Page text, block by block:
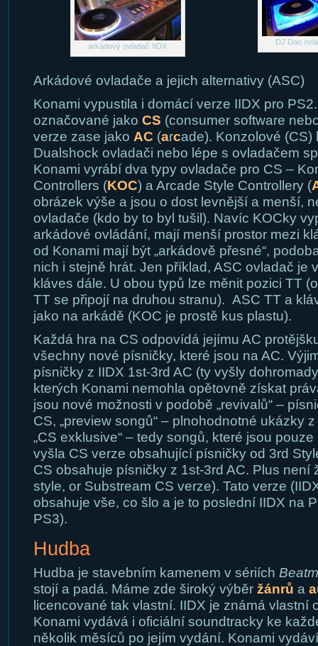
arkádový ovladač IIDX DJ Dao
Arkádové ovladače a jejich alternativy (ASC)
Konami vypustila i domácí verze IIDX pro
označované jako CS (consumer software
verze zase jako AC (arcade). Konzolové (CS)
Dualshock ovladači nebo lépe s ovladačem
Konami vyrábí dva typy ovladače pro CS –
Controllers (KOC) a Arcade Style Controllery (
obrázek výše a jsou o dost levnější a menší,
ovladače (kdo by to byl tušil). Navíc KOCky
arkádové ovládání, mají menší prostor mezi
od Konami mají být „arkádově přesné“,
nich i stejně hrát. Jen příklad, ASC ovladač je
kláves dále. U obou typů lze měnit pozici TT
TT se připojí na druhou stranu). ASC TT a
jako na arkádě (KOC je prostě kus plastu).
Každá hra na CS odpovídá jejímu AC
všechny nové písničky, které jsou na AC.
písničky z IIDX 1st-3rd AC (ty vyšly
kterých Konami nemohla opětovně získat
jsou nové možnosti v podobě „revivalů“ –
CS, „preview songů“ – plnohodnotné ukázky
„CS exklusive“ – tedy songů, které jsou
vyšla CS verze obsahující písničky od 3rd
CS obsahuje písničky z 1st-3rd AC. Plus není
style, or Substream CS verze). Tato verze
obsahuje vše, co šlo a je to poslední IIDX na
PS3).
Hudba
Hudba je stavebním kamenem v sériích
stojí a padá. Máme zde široký výběr žánrů a
licencované tak vlastní. IIDX je známá vlastní
Konami vydává i oficiální soundtracky ke
několik měsíců po jejím vydání. Konami